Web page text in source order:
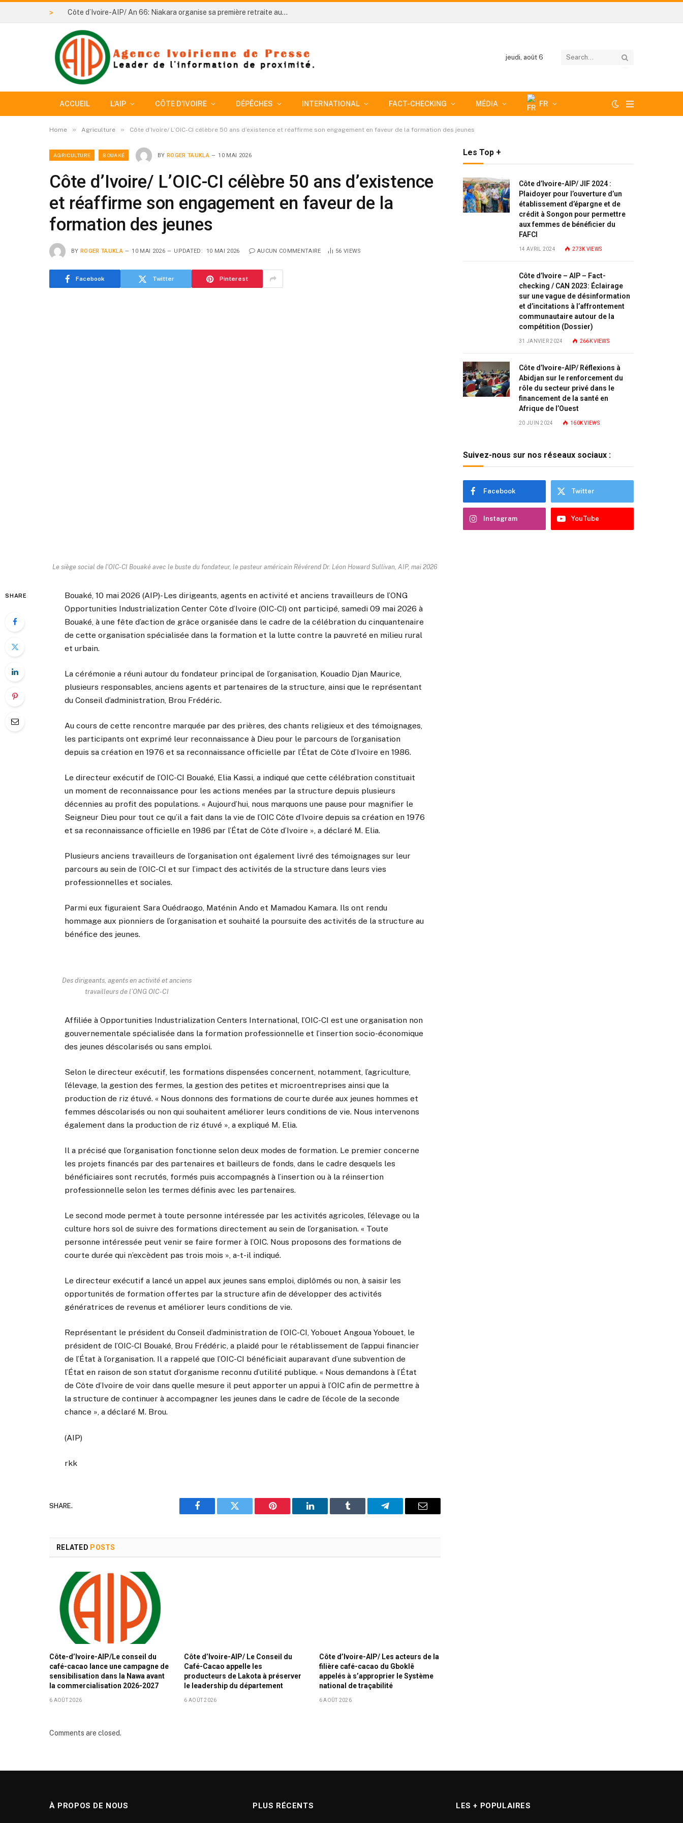
> Côte d’Ivoire-AIP/ An 66: Niakara organise sa première retraite aux flambeaux sous le signe de l’unité nationale
jeudi, août 6
ACCUEIL L’AIP CÔTE D’IVOIRE DÉPÊCHES INTERNATIONAL FACT-CHECKING MÉDIA FR
Home » Agriculture » Côte d’Ivoire/ L’OIC-CI célèbre 50 ans d’existence et réaffirme son engagement en faveur de la formation des jeunes
AGRICULTURE BOUAKÉ BY ROGER TAUKLA 10 MAI 2026
Côte d’Ivoire/ L’OIC-CI célèbre 50 ans d’existence
et réaffirme son engagement en faveur de la
formation des jeunes
BY ROGER TAUKLA 10 MAI 2026 UPDATED: 10 MAI 2026 AUCUN COMMENTAIRE 56 VIEWS
Facebook Twitter Pinterest
Le siège social de l'OIC-CI Bouaké avec le buste du fondateur, le pasteur américain Révérend Dr. Léon Howard Sullivan, AIP, mai 2026
SHARE
Bouaké, 10 mai 2026 (AIP)- Les dirigeants, agents en activité et anciens travailleurs de l’ONG
Opportunities Industrialization Center Côte d’Ivoire (OIC-CI) ont participé, samedi 09 mai 2026 à
Bouaké, à une fête d’action de grâce organisée dans le cadre de la célébration du cinquantenaire
de cette organisation spécialisée dans la formation et la lutte contre la pauvreté en milieu rural
et urbain.
La cérémonie a réuni autour du fondateur principal de l’organisation, Kouadio Djan Maurice,
plusieurs responsables, anciens agents et partenaires de la structure, ainsi que le représentant
du Conseil d’administration, Brou Frédéric.
Au cours de cette rencontre marquée par des prières, des chants religieux et des témoignages,
les participants ont exprimé leur reconnaissance à Dieu pour le parcours de l’organisation
depuis sa création en 1976 et sa reconnaissance officielle par l’État de Côte d’Ivoire en 1986.
Le directeur exécutif de l’OIC-CI Bouaké, Elia Kassi, a indiqué que cette célébration constituait
un moment de reconnaissance pour les actions menées par la structure depuis plusieurs
décennies au profit des populations. « Aujourd’hui, nous marquons une pause pour magnifier le
Seigneur Dieu pour tout ce qu’il a fait dans la vie de l’OIC Côte d’Ivoire depuis sa création en 1976
et sa reconnaissance officielle en 1986 par l’État de Côte d’Ivoire », a déclaré M. Elia.
Plusieurs anciens travailleurs de l’organisation ont également livré des témoignages sur leur
parcours au sein de l’OIC-CI et sur l’impact des activités de la structure dans leurs vies
professionnelles et sociales.
Parmi eux figuraient Sara Ouédraogo, Maténin Ando et Mamadou Kamara. Ils ont rendu
hommage aux pionniers de l’organisation et souhaité la poursuite des activités de la structure au
bénéfice des jeunes.
Des dirigeants, agents en activité et anciens
travailleurs de l’ONG OIC-CI
Affiliée à Opportunities Industrialization Centers International, l’OIC-CI est une organisation non
gouvernementale spécialisée dans la formation professionnelle et l’insertion socio-économique
des jeunes déscolarisés ou sans emploi.
Selon le directeur exécutif, les formations dispensées concernent, notamment, l’agriculture,
l’élevage, la gestion des fermes, la gestion des petites et microentreprises ainsi que la
production de riz étuvé. « Nous donnons des formations de courte durée aux jeunes hommes et
femmes déscolarisés ou non qui souhaitent améliorer leurs conditions de vie. Nous intervenons
également dans la production de riz étuvé », a expliqué M. Elia.
Il a précisé que l’organisation fonctionne selon deux modes de formation. Le premier concerne
les projets financés par des partenaires et bailleurs de fonds, dans le cadre desquels les
bénéficiaires sont recrutés, formés puis accompagnés à l’insertion ou à la réinsertion
professionnelle selon les termes définis avec les partenaires.
Le second mode permet à toute personne intéressée par les activités agricoles, l’élevage ou la
culture hors sol de suivre des formations directement au sein de l’organisation. « Toute
personne intéressée peut venir se faire former à l’OIC. Nous proposons des formations de
courte durée qui n’excèdent pas trois mois », a-t-il indiqué.
Le directeur exécutif a lancé un appel aux jeunes sans emploi, diplômés ou non, à saisir les
opportunités de formation offertes par la structure afin de développer des activités
génératrices de revenus et améliorer leurs conditions de vie.
Représentant le président du Conseil d’administration de l’OIC-CI, Yobouet Angoua Yobouet, le
président de l’OIC-CI Bouaké, Brou Frédéric, a plaidé pour le rétablissement de l’appui financier
de l’État à l’organisation. Il a rappelé que l’OIC-CI bénéficiait auparavant d’une subvention de
l’État en raison de son statut d’organisme reconnu d’utilité publique. « Nous demandons à l’État
de Côte d’Ivoire de voir dans quelle mesure il peut apporter un appui à l’OIC afin de permettre à
la structure de continuer à accompagner les jeunes dans le cadre de l’école de la seconde
chance », a déclaré M. Brou.
(AIP)
rkk
SHARE.
Facebook Twitter Pinterest LinkedIn Tumblr Telegram Email
RELATED POSTS
Côte-d’Ivoire-AIP/Le conseil du
café-cacao lance une campagne de
sensibilisation dans la Nawa avant
la commercialisation 2026-2027
6 AOÛT 2026
Côte d’Ivoire-AIP/ Le Conseil du
Café-Cacao appelle les
producteurs de Lakota à préserver
le leadership du département
6 AOÛT 2026
Côte d’Ivoire-AIP/ Les acteurs de la
filière café-cacao du Gboklê
appelés à s’approprier le Système
national de traçabilité
6 AOÛT 2026
Comments are closed.
Les Top +
Côte d’Ivoire-AIP/ JIF 2024 :
Plaidoyer pour l’ouverture d’un
établissement d’épargne et de
crédit à Songon pour permettre
aux femmes de bénéficier du
FAFCI
14 AVRIL 2024 273K VIEWS
Côte d’Ivoire – AIP – Fact-
checking / CAN 2023: Éclairage
sur une vague de désinformation
et d’incitations à l’affrontement
communautaire autour de la
compétition (Dossier)
31 JANVIER 2024 266KVIEWS
Côte d’Ivoire-AIP/ Réflexions à
Abidjan sur le renforcement du
rôle du secteur privé dans le
financement de la santé en
Afrique de l’Ouest
20 JUIN 2024 160KVIEWS
Suivez-nous sur nos réseaux sociaux :
Facebook Twitter
Instagram YouTube
À PROPOS DE NOUS PLUS RÉCENTS LES + POPULAIRES